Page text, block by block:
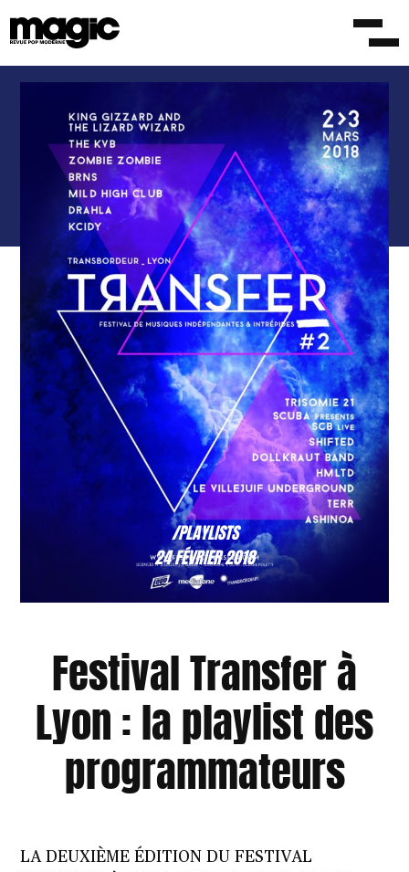
/PLAYLISTS
24 FÉVRIER 2018
Festival Transfer à
Lyon : la playlist des
programmateurs
LA DEUXIÈME ÉDITION DU FESTIVAL